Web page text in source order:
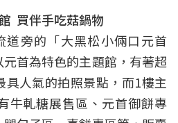
買伴手吃菇鍋物
道旁的「大黑松小倆口元首
首為特色的主題館，有著超
具人氣的拍照景點，而1樓主
牛軋糖展售區、元首御餅專